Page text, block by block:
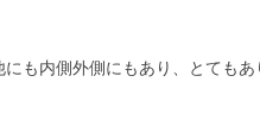
も内側外側にもあり、とてもあ